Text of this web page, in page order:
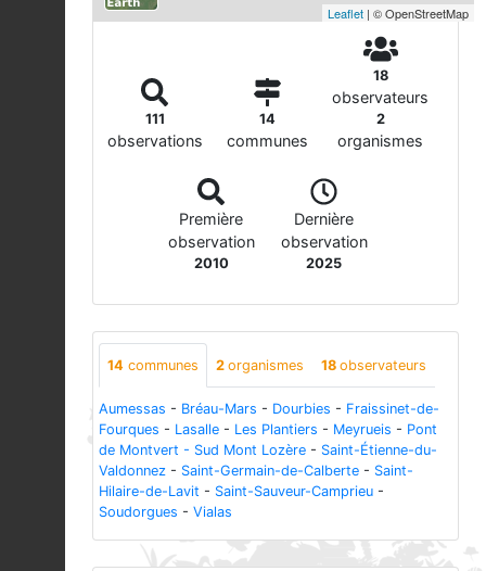
Leaflet | © OpenStreetMap
111
observations
14
communes
18
observateurs
2
organismes
Première
observation
2010
Dernière
observation
2025
14 communes 2 organismes 18 observateurs
Aumessas - Bréau-Mars - Dourbies - Fraissinet-de-
Fourques - Lasalle - Les Plantiers - Meyrueis - Pont
de Montvert - Sud Mont Lozère - Saint-Étienne-du-
Valdonnez - Saint-Germain-de-Calberte - Saint-
Hilaire-de-Lavit - Saint-Sauveur-Camprieu -
Soudorgues - Vialas